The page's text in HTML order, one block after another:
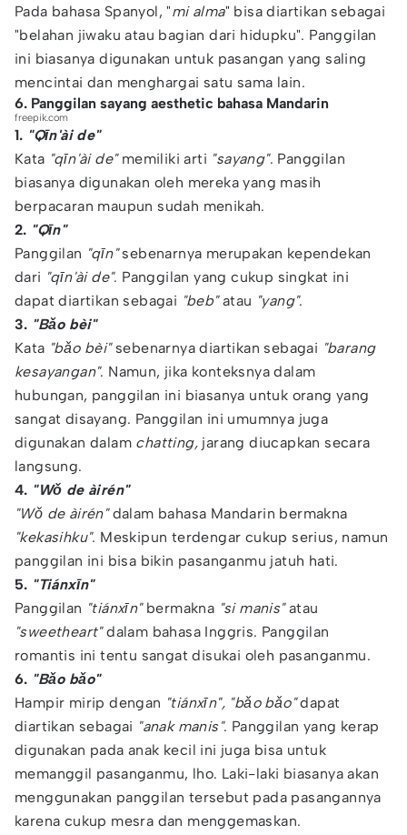
Pada bahasa Spanyol, "mi alma" bisa diartikan sebagai
"belahan jiwaku atau bagian dari hidupku". Panggilan
ini biasanya digunakan untuk pasangan yang saling
mencintai dan menghargai satu sama lain.
6. Panggilan sayang aesthetic bahasa Mandarin
freepik.com
1. "Qīn'ài de"
Kata "qīn'ài de"memiliki arti "sayang". Panggilan
biasanya digunakan oleh mereka yang masih
berpacaran maupun sudah menikah.
2. "Qīn"
Panggilan "qīn"sebenarnya merupakan kependekan
dari "qīn'ài de". Panggilan yang cukup singkat ini
dapat diartikan sebagai "beb"atau "yang".
3. "Bǎo bèi"
Kata "bǎo bèi"sebenarnya diartikan sebagai "barang
kesayangan". Namun, jika konteksnya dalam
hubungan, panggilan ini biasanya untuk orang yang
sangat disayang. Panggilan ini umumnya juga
digunakan dalam chatting, jarang diucapkan secara
langsung.
4. "Wǒ de àirén"
"Wǒ de àirén"dalam bahasa Mandarin bermakna
"kekasihku". Meskipun terdengar cukup serius, namun
panggilan ini bisa bikin pasanganmu jatuh hati.
5. "Tiánxīn"
Panggilan "tiánxīn"bermakna "si manis"atau
"sweetheart"dalam bahasa Inggris. Panggilan
romantis ini tentu sangat disukai oleh pasanganmu.
6. "Bǎo bǎo"
Hampir mirip dengan "tiánxīn", "bǎo bǎo"dapat
diartikan sebagai "anak manis". Panggilan yang kerap
digunakan pada anak kecil ini juga bisa untuk
memanggil pasanganmu, lho. Laki-laki biasanya akan
menggunakan panggilan tersebut pada pasangannya
karena cukup mesra dan menggemaskan.